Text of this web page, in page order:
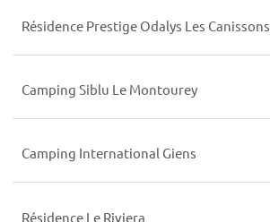
Résidence Prestige Odalys Les Canissons
Camping Siblu Le Montourey
Camping International Giens
Résidence Le Riviera